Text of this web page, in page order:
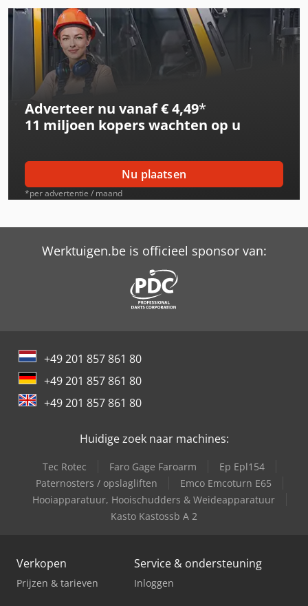
Case-Ih Maxxum 115 Ep
Case-Ih Maxxum 115 X-Line
Case-Ih Maxxum 120 Cvx Ep
Case-Ih Maxxum 120 Ep
Case-Ih Maxxum 125 Ep
Case-Ih Maxxum 130 Cvx Ep
Case-Ih Maxxum 130 Ep
Case-Ih Maxxum 140 Ep
Case-Ih Maxxum 140 X-Line
Case-Ih Maxxum 5130
Case-Ih Maxxum 5130 Pro
Case-Ih Maxxum 5130S
Case-Ih Maxxum 5140
Case-Ih Maxxum 5140 Plus
Adverteer nu vanaf € 4,49*
11 miljoen koperswachten op u
Nu plaatsen
*per advertentie / maand
Werktuigen.be is officieel sponsor van:
+49 201 857 861 80
+49 201 857 861 80
+49 201 857 861 80
Huidige zoek naar machines:
Tec Rotec Faro Gage Faroarm
Ep Epl154
Paternosters / opslagliften
Emco Emcoturn E65
Hooiapparatuur, Hooischudders & Weideapparatuur
Kasto Kastossb A 2
Verkopen
Prijzen & tarieven
Service & ondersteuning
Inloggen